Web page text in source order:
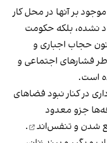
بر آنها در محل کار
نشده، بلکه حکومت
حجاب اجباری و
فشارهای اجتماعی و
است.
در کنار نبود فضاهای
جزو معدود
شدن و تنفس‌اند
.